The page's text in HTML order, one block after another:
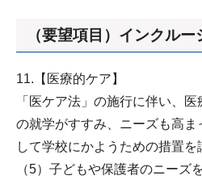
（要望項目）インクルー
11.【医療的ケア】
「医ケア法」の施行に伴い、
の就学がすすみ、ニーズも高
して学校にかようための措置を
（5）子どもや保護者のニーズ